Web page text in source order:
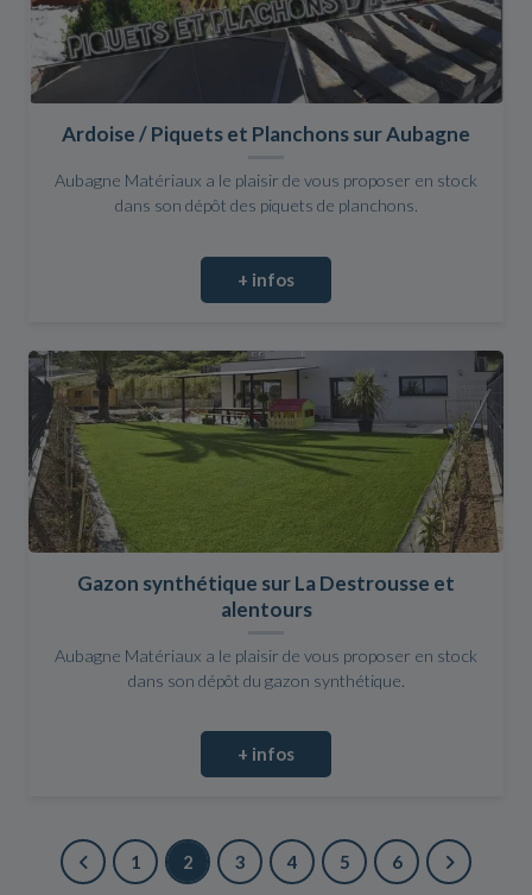
Ardoise / Piquets et Planchons sur Aubagne
Aubagne Matériaux a le plaisir de vous proposer en stock
dans son dépôt des piquets de planchons.
+ infos
Gazon synthétique sur La Destrousse et
alentours
Aubagne Matériaux a le plaisir de vous proposer en stock
dans son dépôt du gazon synthétique.
+ infos
1 2 3 4 5 6